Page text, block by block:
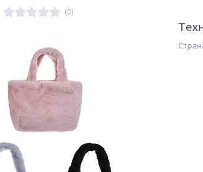
(0)